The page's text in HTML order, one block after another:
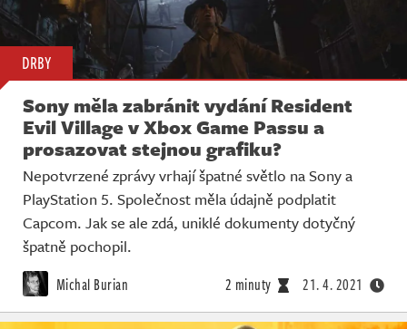
DRBY
Sony měla zabránit vydání Resident
Evil Village v Xbox Game Passu a
prosazovat stejnou grafiku?
Nepotvrzené zprávy vrhají špatné světlo na Sony a
PlayStation 5. Společnost měla údajně podplatit
Capcom. Jak se ale zdá, uniklé dokumenty dotyčný
špatně pochopil.
Michal Burian 2 minuty 21. 4. 2021